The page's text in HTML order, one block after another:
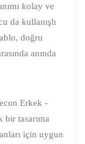
kolay ve
da kullanışlı
doğru
anında
Erkek -
tasarıma
için uygun